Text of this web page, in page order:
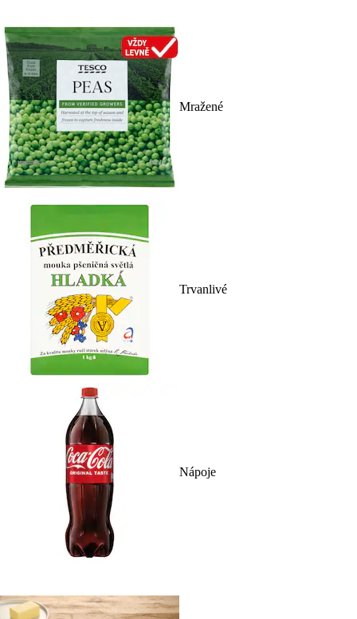
Mražené
Trvanlivé
Nápoje